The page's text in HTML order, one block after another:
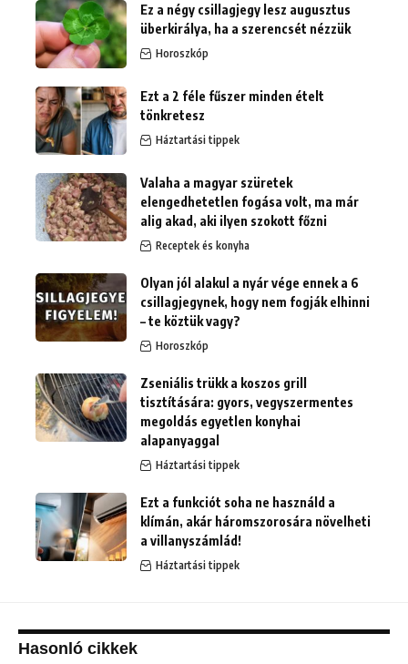
Ez a négy csillagjegy lesz augusztus
überkirálya, ha a szerencsét nézzük
Horoszkóp
Ezt a 2 féle fűszer minden ételt
tönkretesz
Háztartási tippek
Valaha a magyar szüretek
elengedhetetlen fogása volt, ma már
alig akad, aki ilyen szokott főzni
Receptek és konyha
Olyan jól alakul a nyár vége ennek a 6
csillagjegynek, hogy nem fogják elhinni
– te köztük vagy?
Horoszkóp
Zseniális trükk a koszos grill
tisztítására: gyors, vegyszermentes
megoldás egyetlen konyhai
alapanyaggal
Háztartási tippek
Ezt a funkciót soha ne használd a
klímán, akár háromszorosára növelheti
a villanyszámlád!
Háztartási tippek
Hasonló cikkek